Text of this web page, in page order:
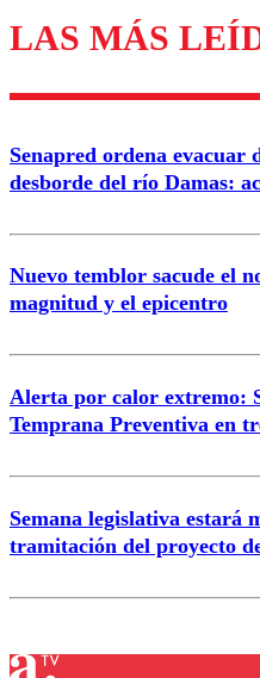
LAS MÁS
Senapred ordena evacuar
desborde del río Damas:
Nuevo temblor sacude el
magnitud y el epicentro
Alerta por calor extremo:
Temprana Preventiva en
Semana legislativa estará
tramitación del proyecto